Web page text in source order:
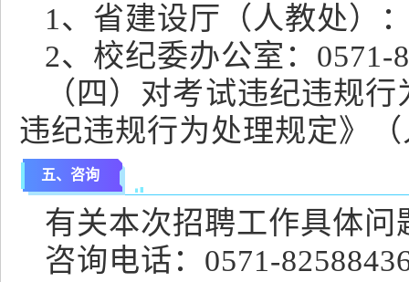
1、省建设厅（人教处）
2、校纪委办公室：0571-
（四）对考试违纪违规
违纪违规行为处理规定》
五、咨询
有关本次招聘工作具体
咨询电话：0571-